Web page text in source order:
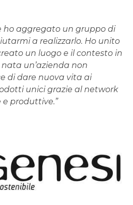
ho aggregato un gruppo di
a realizzarlo. Ho unito
un luogo e il contesto in
un’azienda non
di dare nuova vita ai
unici grazie al network
e produttive.”